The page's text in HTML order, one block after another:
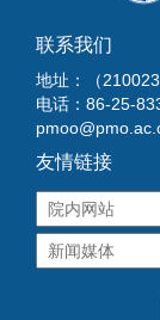
联系我们
地址：（
电话：86-25-
友情链接